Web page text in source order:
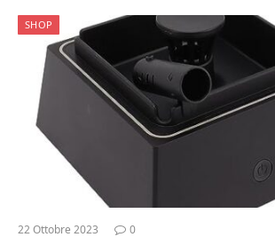
SHOP
22 Ottobre 2023 0